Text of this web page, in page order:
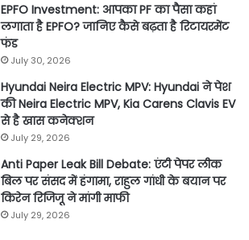
EPFO Investment: आपका PF का पैसा कहां
लगाता है EPFO? जानिए कैसे बढ़ता है रिटायरमेंट
फंड
July 30, 2026
Hyundai Neira Electric MPV: Hyundai ने पेश
की Neira Electric MPV, Kia Carens Clavis EV
से है खास कनेक्शन
July 29, 2026
Anti Paper Leak Bill Debate: एंटी पेपर लीक
बिल पर संसद में हंगामा, राहुल गांधी के बयान पर
किरेन रिजिजू ने मांगी माफी
July 29, 2026